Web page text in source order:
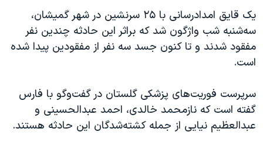
دادگاه حمید نوری
چهل سال گروگان‌گیری
قانون شفافیت دارائی کادر رهبری ایران
اسرائیل در جنگ
نرگس محمدی برنده جایزه نوبل صلح
یک قایق امدادرسانی با ۲۵ سرنشین در شهر گمیشان،
سه‌شنبه شب واژگون شد که براثر این حادثه چندین نفر
مفقود شدند و تا کنون جسد سه نفر از مفقودین پیدا شده
‌است.
سرپرست فوریت‌های پزشکی گلستان در گفت‌وگو با فارس
گفته است که نازمحمد خالدی، احمد عبدالحسینی و
عبدالعظیم نیایی از جمله کشته‌شدگان این حادثه هستند.